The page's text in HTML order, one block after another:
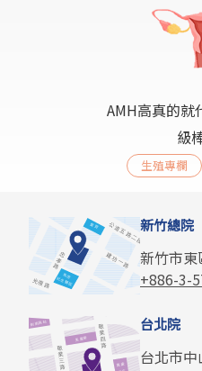
AMH高真的就
級
生殖專欄
新竹總院
新竹市
+886-3-
台北院
台北市